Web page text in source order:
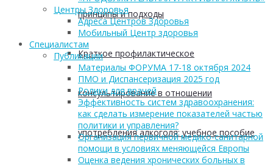
принципы и подходы
Краткое профилактическое
консультирование в отношении
употребления алкоголя: учебное пособие
Центры Здоровья
Адреса Центров Здоровья
Мобильный Центр здоровья
Cпециалистам
Публикации
Материалы ФОРУМА 17-18 октября 2024
ПМО и Диспансеризация 2025 год
Ролики для врачей
Эффективность систем здравоохранения:
как сделать измерение показателей частью
политики и управления?
Организация первичной медико-санитарной
помощи в условиях меняющейся Европы
Оценка ведения хронических больных в